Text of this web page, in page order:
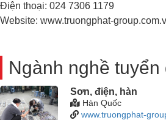
Điện thoại: 024 7306 1179
Website: www.truongphat-
Ngành nghề tuyển
Sơn, điện, hàn
Hàn Quốc
www.truongphat-